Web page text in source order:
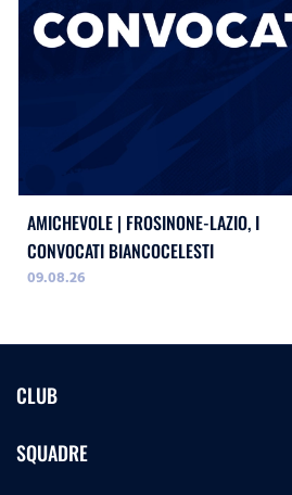
AMICHEVOLE | FROSINONE-LAZIO, I
CONVOCATI BIANCOCELESTI
09.08.26
CLUB
SQUADRE